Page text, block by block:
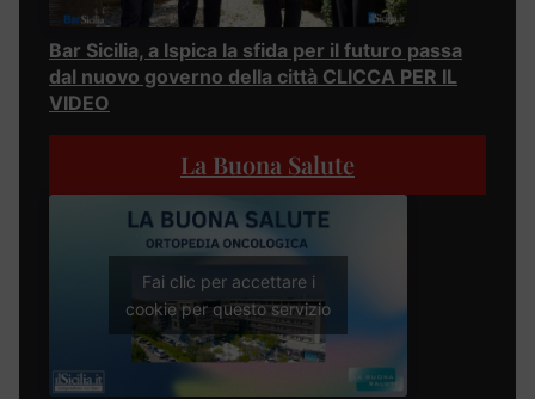
Bar Sicilia, a Ispica la sfida per il futuro passa
dal nuovo governo della città CLICCA PER IL
VIDEO
La Buona Salute
Fai clic per accettare i
cookie per questo servizio